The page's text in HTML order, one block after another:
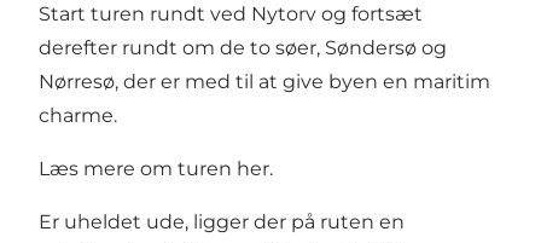
Start turen rundt ved Nytorv og fortsæt
derefter rundt om de to søer, Søndersø og
Nørresø, der er med til at give byen en maritim
charme.
Læs mere om turen her.
Er uheldet ude, ligger der på ruten en